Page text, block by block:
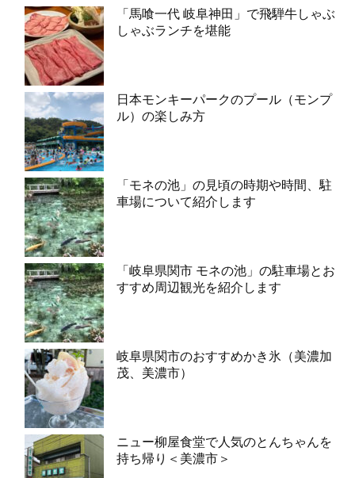
「馬喰一代 岐阜神田」で飛騨牛しゃぶ
しゃぶランチを堪能
日本モンキーパークのプール（モンプ
ル）の楽しみ方
「モネの池」の見頃の時期や時間、駐
車場について紹介します
「岐阜県関市 モネの池」の駐車場とお
すすめ周辺観光を紹介します
岐阜県関市のおすすめかき氷（美濃加
茂、美濃市）
ニュー柳屋食堂で人気のとんちゃんを
持ち帰り＜美濃市＞